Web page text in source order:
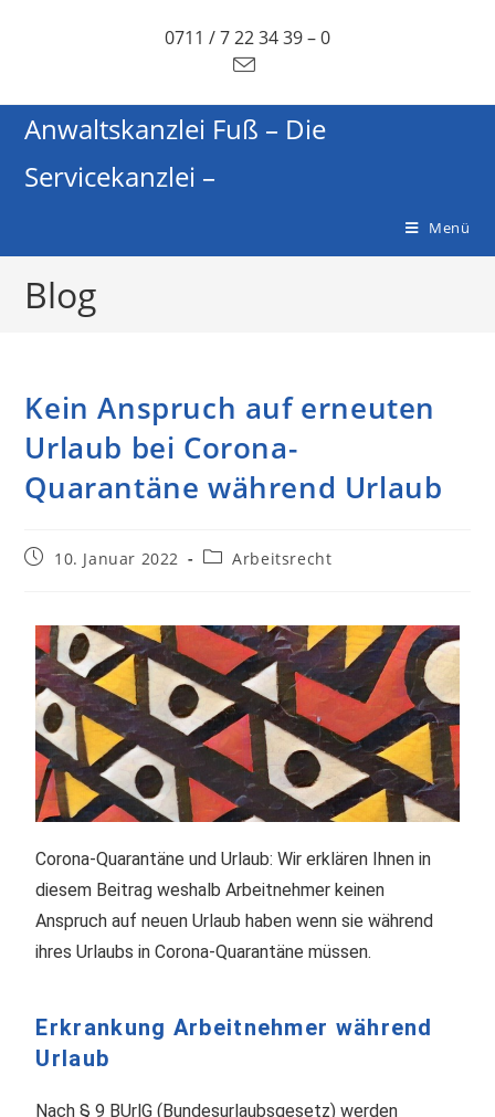
0711 / 7 22 34 39 – 0
Anwaltskanzlei Fuß – Die
Servicekanzlei –
Menü
Blog
Kein Anspruch auf erneuten
Urlaub bei Corona-
Quarantäne während Urlaub
10. Januar 2022 Arbeitsrecht
Corona-Quarantäne und Urlaub: Wir erklären Ihnen in
diesem Beitrag weshalb Arbeitnehmer keinen
Anspruch auf neuen Urlaub haben wenn sie während
ihres Urlaubs in Corona-Quarantäne müssen.
Erkrankung Arbeitnehmer während
Urlaub
Nach § 9 BUrlG (Bundesurlaubsgesetz) werden